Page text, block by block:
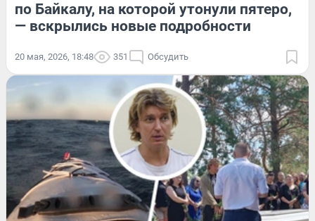
по Байкалу, на которой утонули пятеро,
— вскрылись новые подробности
20 мая, 2026, 18:48 351 Обсудить